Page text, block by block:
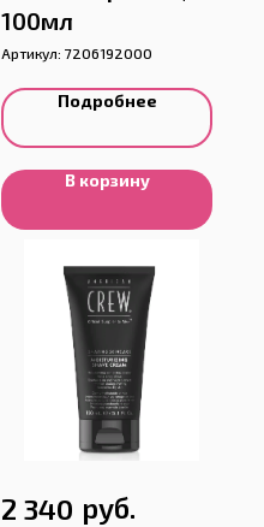
100мл
Артикул: 7206192000
Подробнее
В корзину
2 340 руб.